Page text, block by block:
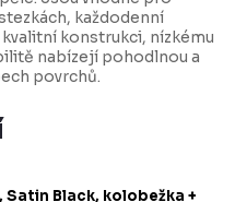
každodenní
konstrukci, nízkému
nabízejí pohodlnou a
povrchů.
Satin Black, kolobežka +